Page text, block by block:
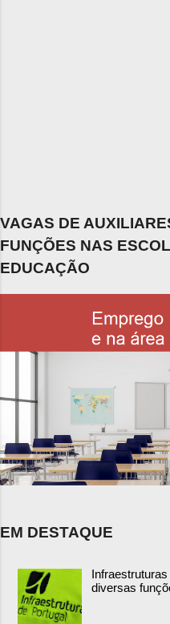
VAGAS DE
FUNÇÕES NAS
EDUCAÇÃO
EM DESTAQUE
diversas